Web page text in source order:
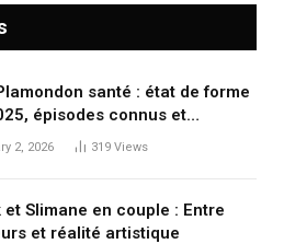
santé : état de forme
épisodes connus et
de vie
2, 2026 319 Views
et Slimane en couple : Entre
et réalité artistique